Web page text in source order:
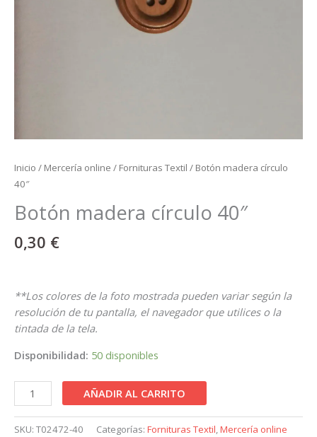
Inicio / Mercería online / Fornituras Textil / Botón madera círculo
40″
Botón madera círculo 40″
0,30 €
**Los colores de la foto mostrada pueden variar según la
resolución de tu pantalla, el navegador que utilices o la
tintada de la tela.
Disponibilidad: 50 disponibles
AÑADIR AL CARRITO
SKU: T02472-40 Categorías: Fornituras Textil,Mercería online